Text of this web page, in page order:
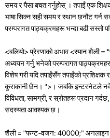
समय र पैसा बचत गर्नुहोस् । तपाईं एक
भाषा सिक्न सही समय र स्थान छनौट
परम्परागत पाठ्यक्रमहरू भन्दा बढी सस्तो
<बलियो> प्रेरणाको अभाव<स्पान शैली
अध्ययन गर्नु भनेको परम्परागत
विशेष गरी यदि तपाईंसँग तपाईंको
कुराकानी छैन। ">। जबकि इन्टरनेटले
विविधता, सामग्री, र स्रोतहरू प्रदान
सदस्यता आवश्यक छ।
शैली = "फन्ट-वजन: 40000;" अनलाइन